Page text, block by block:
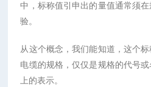
中，标称值引申出的量值通常须
验。
从这个概念，我们能知道，这个
电缆的规格，仅仅是规格的代号
上的表示。